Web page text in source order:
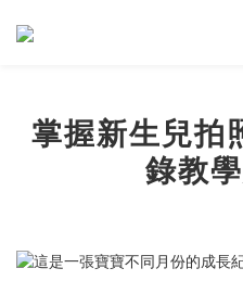
掌握新生兒拍
錄教